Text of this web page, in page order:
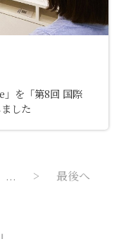
」を「第8回 国際
した
... > 最後へ